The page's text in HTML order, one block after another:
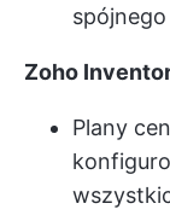
Zoho
Plany